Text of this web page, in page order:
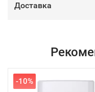
Доставка
-10%